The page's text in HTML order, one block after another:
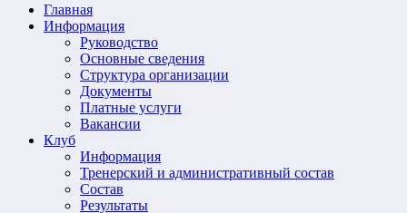
Главная
Информация
Руководство
Основные сведения
Структура организации
Документы
Платные услуги
Вакансии
Клуб
Информация
Тренерский и административный состав
Состав
Результаты